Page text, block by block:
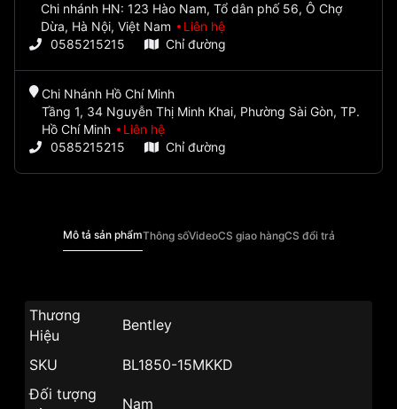
Chi nhánh HN: 123 Hào Nam, Tổ dân phố 56, Ô Chợ
Dừa, Hà Nội, Việt Nam
Liên hệ
0585215215
Chỉ đường
Chi Nhánh Hồ Chí Minh
Tầng 1, 34 Nguyễn Thị Minh Khai, Phường Sài Gòn, TP.
Hồ Chí Minh
Liên hệ
0585215215
Chỉ đường
Mô tả sản phẩmThông sốVideoCS giao hàngCS đổi trả
Thương
Hiệu
Bentley
SKU
BL1850-15MKKD
Đối tượng
Nam